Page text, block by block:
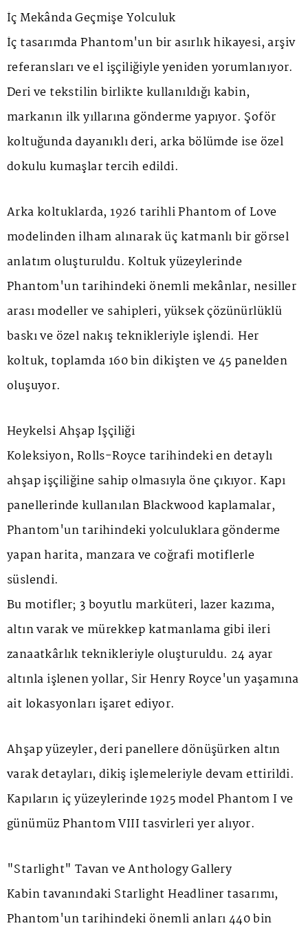
İç Mekânda Geçmişe Yolculuk
İç tasarımda Phantom'un bir asırlık hikayesi, arşiv
referansları ve el işçiliğiyle yeniden yorumlanıyor.
Deri ve tekstilin birlikte kullanıldığı kabin,
markanın ilk yıllarına gönderme yapıyor. Şoför
koltuğunda dayanıklı deri, arka bölümde ise özel
dokulu kumaşlar tercih edildi.
Arka koltuklarda, 1926 tarihliPhantom of Love
modelinden ilham alınarak üç katmanlı bir görsel
anlatım oluşturuldu. Koltuk yüzeylerinde
Phantom'un tarihindeki önemli mekânlar, nesiller
arası modeller ve sahipleri, yüksek çözünürlüklü
baskı ve özel nakış teknikleriyle işlendi. Her
koltuk, toplamda 160 bin dikişten ve 45 panelden
oluşuyor.
Heykelsi Ahşap İşçiliği
Koleksiyon, Rolls-Royce tarihindeki en detaylı
ahşap işçiliğine sahip olmasıyla öne çıkıyor. Kapı
panellerinde kullanılanBlackwoodkaplamalar,
Phantom'un tarihindeki yolculuklara gönderme
yapan harita, manzara ve coğrafi motiflerle
süslendi.
Bu motifler; 3 boyutlu marküteri, lazer kazıma,
altın varak ve mürekkep katmanlama gibi ileri
zanaatkârlık teknikleriyle oluşturuldu. 24 ayar
altınla işlenen yollar, Sir Henry Royce'un yaşamına
ait lokasyonları işaret ediyor.
Ahşap yüzeyler, deri panellere dönüşürken altın
varak detayları, dikiş işlemeleriyle devam ettirildi.
Kapıların iç yüzeylerinde 1925 modelPhantom I ve
günümüzPhantom VIII tasvirleri yer alıyor.
"Starlight" Tavan ve Anthology Gallery
Kabin tavanındaki Starlight Headliner tasarımı,
Phantom'un tarihindeki önemli anları 440 bin